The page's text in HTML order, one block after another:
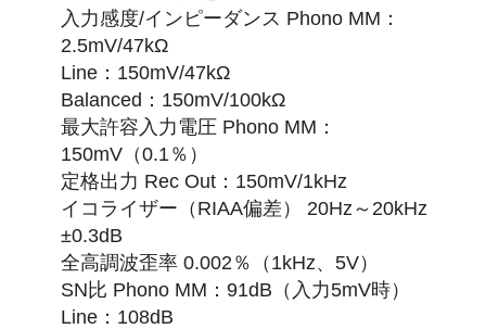
入力感度/インピーダンス Phono MM：
2.5mV/47kΩ
Line：150mV/47kΩ
Balanced：150mV/100kΩ
最大許容入力電圧 Phono MM：
150mV（0.1％）
定格出力 Rec Out：150mV/1kHz
イコライザー（RIAA偏差） 20Hz～20kHz
±0.3dB
全高調波歪率 0.002％（1kHz、5V）
SN比 Phono MM：91dB（入力5mV時）
Line：108dB